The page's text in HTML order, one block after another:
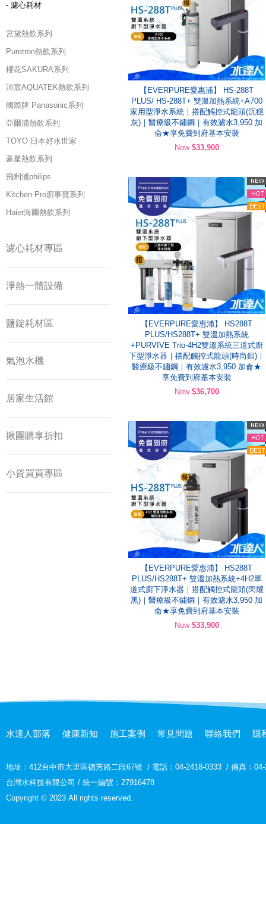
- 濾心耗材
宮黛熱飲系列
Puretron熱飲系列
櫻花SAKURA系列
沛宸AQUATEK熱飲系列
國際牌 Panasonic系列
亞爾浦熱飲系列
TOYO 日本好水世家
豪星熱飲系列
飛利浦philips
Kitchen Pro廚事寶系列
Haier海爾熱飲系列
濾心耗材專區
淨熱一體設備
鹽錠耗材區
氣泡水機
居家生活館
揪團購享折扣
小資買買專區
【EVERPURE愛惠浦】 HS-288T
PLUS/ HS-288T+ 雙溫加熱系統+A700
家用型淨水系統｜搭配觸控式龍頭(沉穩
灰)｜醫療級不鏽鋼｜有效濾水3,950 加
侖★享免費到府基本安裝
Now $33,900
【EVERPURE愛惠浦】 HS288T
PLUS/HS288T+ 雙溫加熱系統
+PURVIVE Trio-4H2雙溫系統三道式廚
下型淨水器｜搭配觸控式龍頭(時尚銀)｜
醫療級不鏽鋼｜有效濾水3,950 加侖★
享免費到府基本安裝
Now $36,700
【EVERPURE愛惠浦】 HS288T
PLUS/HS288T+ 雙溫加熱系統+4H2單
道式廚下淨水器｜搭配觸控式龍頭(閃耀
黑)｜醫療級不鏽鋼｜有效濾水3,950 加
侖★享免費到府基本安裝
Now $33,900
水達人部落 健康新知 施工案例 常見問題 聯絡我們 隱
地址： 412台中市大里區德芳路二段67號 / 電話：04-2418-0333 / 傳真：
台灣水科技有限公司 / 統一編號：27916478
Copyright © 2023 All rights reserved.